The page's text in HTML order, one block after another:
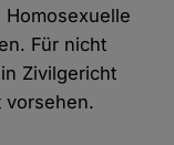
Für nicht
Zivilgericht
vorsehen.